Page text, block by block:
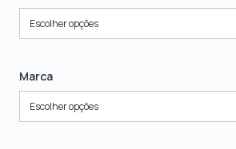
Escolher opções
Marca
Escolher opções